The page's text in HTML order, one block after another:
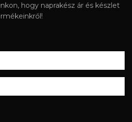
hogy naprakész ár és készlet